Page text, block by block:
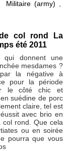
Militaire (army)
col rond La
été 2011
qui donnent une
mesdames ?
la négative à
pour la période
le côté chic et
suédine de porc
claire, tel est
avec brio en
col rond. Que cela
ou en soirée
pourra que vous